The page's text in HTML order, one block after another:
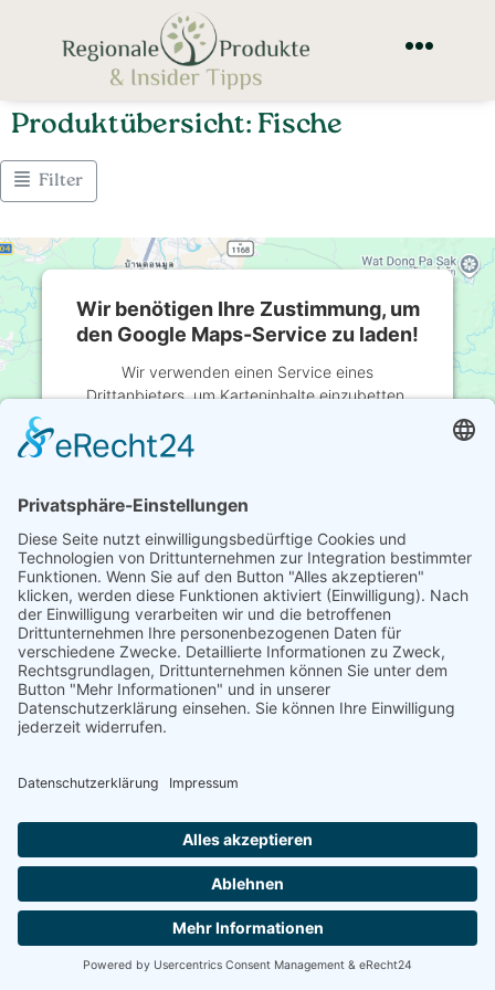
Produktübersicht: Fische
Filter
Es wurden leider keine Artikel gefunden, die Ihren Kriterien
entsprechen.
Wir benötigen Ihre Zustimmung, um
den Google Maps-Service zu laden!
Wir verwenden einen Service eines
Drittanbieters, um Karteninhalte einzubetten.
sammeln. Bitte lesen Sie die Details durch und
Mehr Informationen
Akzeptieren
powered byUsercentrics Consent Management
Platform&eRecht24